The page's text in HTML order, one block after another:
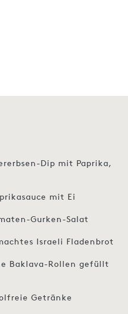
Dip mit Paprika,
mit Ei
Gurken-Salat
Israeli Fladenbrot
Baklava-Rollen gefüllt
Getränke